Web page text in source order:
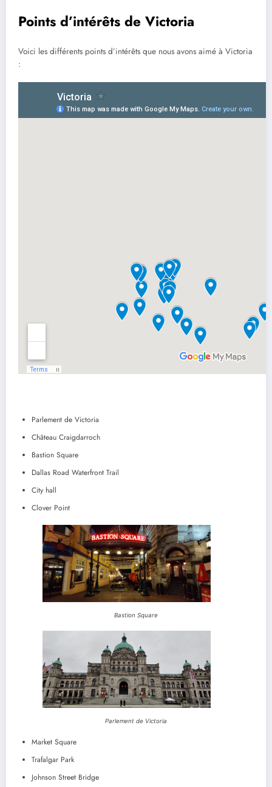
Points d’intérêts de Victoria
Voici les différents points d’intérêts que nous avons aimé à Victoria
:
Parlement de Victoria
Château Craigdarroch
Bastion Square
Dallas Road Waterfront Trail
City hall
Clover Point
Bastion Square
Parlement de Victoria
Market Square
Trafalgar Park
Johnson Street Bridge